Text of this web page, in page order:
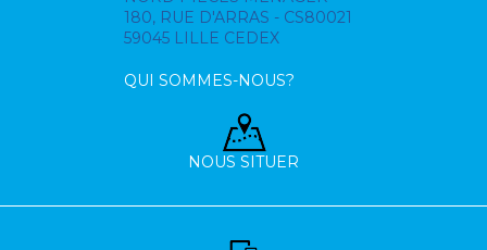
180, RUE D'ARRAS - CS80021
59045 LILLE CEDEX
QUI SOMMES-NOUS?
NOUS SITUER